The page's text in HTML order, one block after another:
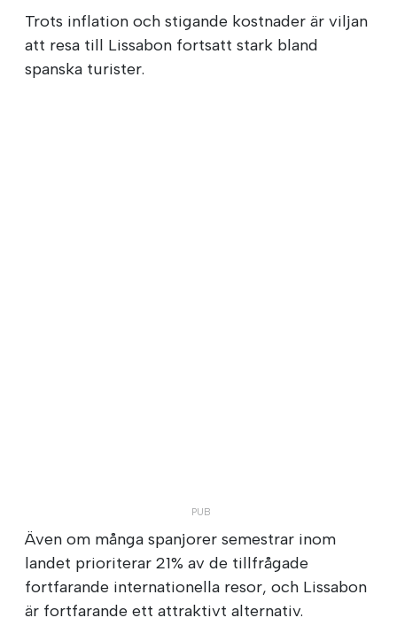
Trots inflation och stigande kostnader är viljan
att resa till Lissabon fortsatt stark bland
spanska turister.
Även om många spanjorer semestrar inom
landet prioriterar 21% av de tillfrågade
fortfarande internationella resor, och Lissabon
är fortfarande ett attraktivt alternativ.